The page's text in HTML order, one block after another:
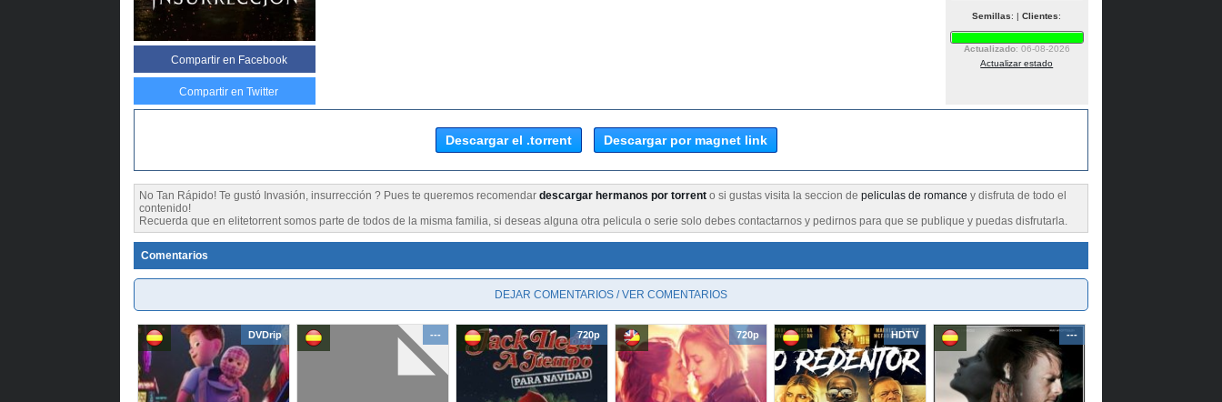
Compartir en Facebook
Compartir en Twitter
Semillas: |Clientes:
Actualizado: 06-08-2026
Actualizar estado
Descargar el .torrent Descargar por magnet link
No Tan Rápido! Te gustó Invasión, insurrección ? Pues te queremos recomendar descargar hermanos por torrent o si gustas visita la seccion de peliculas de romance y disfruta de todo el
contenido!
Recuerda que en elitetorrent somos parte de todos de la misma familia, si deseas alguna otra pelicula o serie solo debes contactarnos y pedirnos para que se publique y puedas disfrutarla.
Comentarios
DEJAR COMENTARIOS / VER COMENTARIOS
DVDrip --- 720p 720p HDTV ---